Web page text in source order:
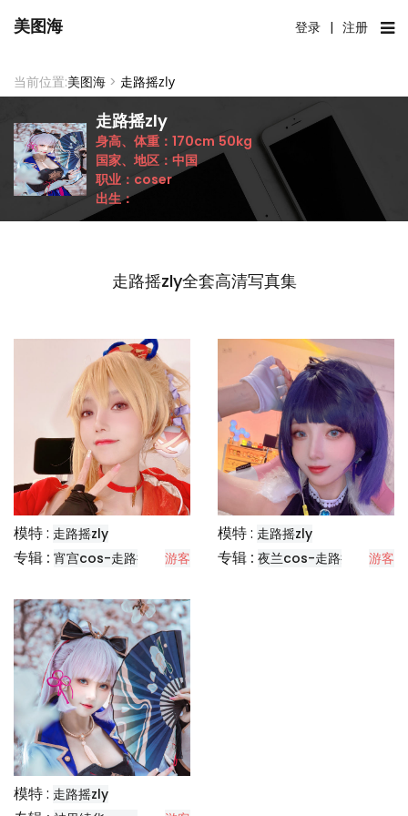
美图海 登录 | 注册
当前位置:美图海 > 走路摇zly
走路摇zly
身高、体重： 170cm 50kg
国家、地区： 中国
职业： coser
出生：
走路摇zly全套高清写真集
模特 : 走路摇zly
专辑 : 宵宫cos-走路摇 游客
模特 : 走路摇zly
专辑 : 夜兰cos-走路摇 游客
模特 : 走路摇zly